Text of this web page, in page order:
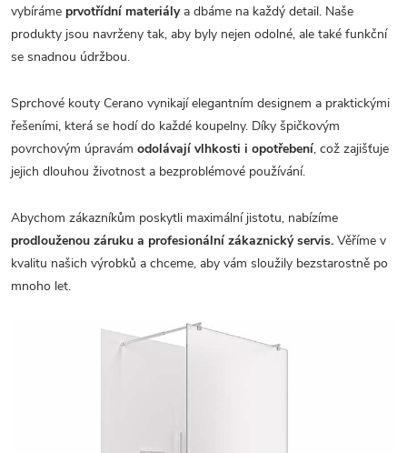
vybíráme prvotřídní materiálya dbáme na každý detail. Naše
produkty jsou navrženy tak, aby byly nejen odolné, ale také funkční
se snadnou údržbou.
Sprchové kouty Cerano vynikají elegantním designem a praktickými
řešeními, která se hodí do každé koupelny. Díky špičkovým
povrchovým úpravám odolávají vlhkosti i opotřebení, což zajišťuje
jejich dlouhou životnost a bezproblémové používání.
Abychom zákazníkům poskytli maximální jistotu, nabízíme
prodlouženou záruku a profesionální zákaznický servis. Věříme v
kvalitu našich výrobků a chceme, aby vám sloužily bezstarostně po
mnoho let.